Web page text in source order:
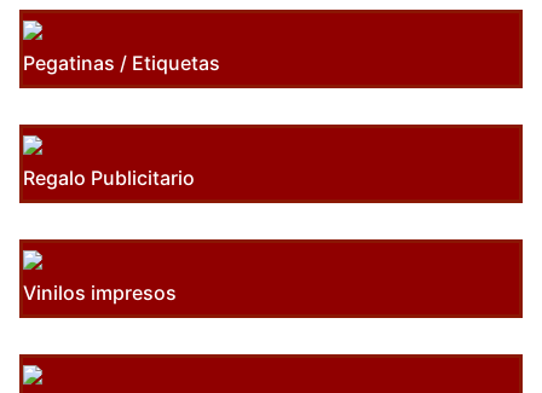
Pegatinas / Etiquetas
Regalo Publicitario
Vinilos impresos